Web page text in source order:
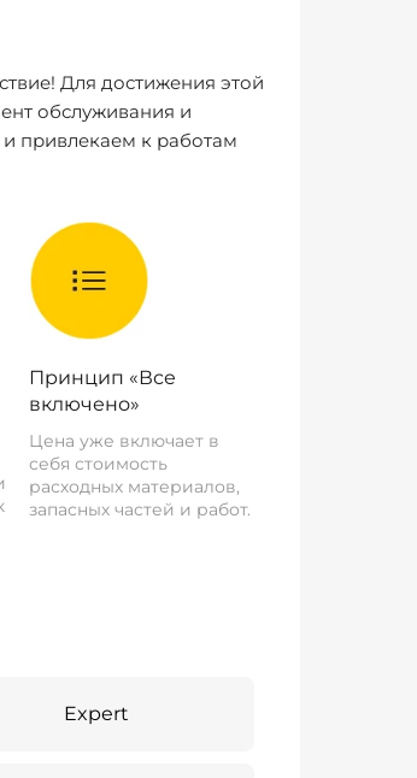
Для достижения этой
обслуживания и
привлекаем к работам
Принцип «Все
включено»
Цена уже включает в
себя стоимость
расходных материалов,
запасных частей и работ.
Expert